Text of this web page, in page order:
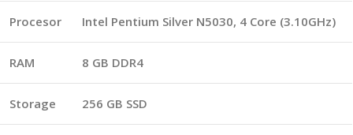
Procesor Intel Pentium Silver N5030, 4 Core (3.10GHz)
RAM 8 GB DDR4
Storage 256 GB SSD